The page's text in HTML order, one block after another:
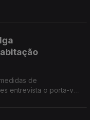
de
entrevista o porta-voz